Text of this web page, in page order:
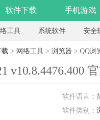
软件下载 手机游戏
工具 系统软件 安全
载 > 网络工具 > 浏览器 > QQ浏
v10.8.4476.400
软件语言：
软件类别：